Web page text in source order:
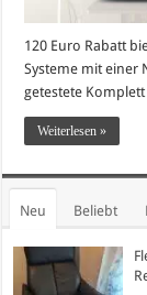
120 Euro Rabatt
Systeme mit einer
getestete Komplett
Weiterlesen »
Neu Beliebt